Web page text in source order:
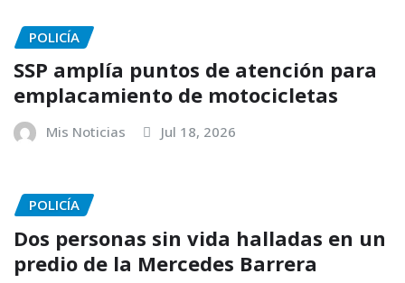
POLICÍA
SSP amplía puntos de atención para
emplacamiento de motocicletas
Mis Noticias Jul 18, 2026
POLICÍA
Dos personas sin vida halladas en un
predio de la Mercedes Barrera